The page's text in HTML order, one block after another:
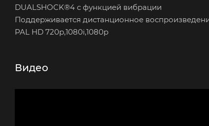
DUALSHOCK®4 с функцией вибрации
Поддерживается дистанционное
PAL HD 720p,1080i,1080p
Видео